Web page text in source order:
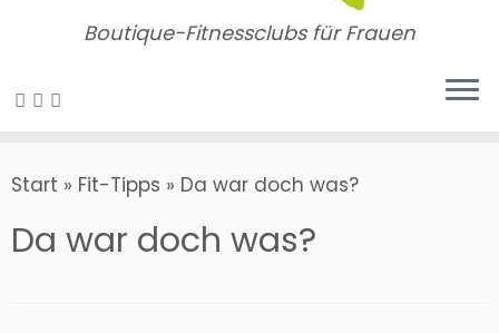
Boutique-Fitnessclubs für Frauen
Start » Fit-Tipps » Da war doch was?
Da war doch was?